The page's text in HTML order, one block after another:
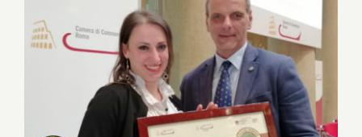
Download
Contatti
SHOP
Concorso Premio Roma 2019 – 2°
Classificato il Pane di Altamura DOP
dell’azienda BISCÒ